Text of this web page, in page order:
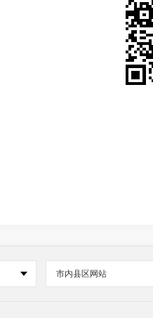
市内县区网站